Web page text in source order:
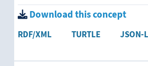
Download this concept
RDF/XML TURTLE JSON-